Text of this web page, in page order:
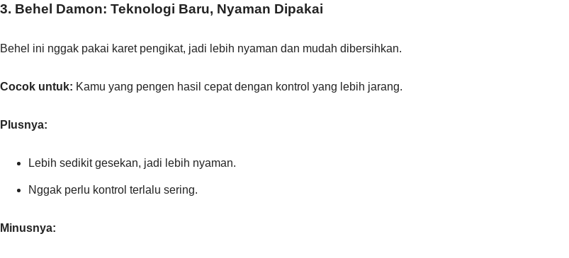
3. Behel Damon: Teknologi Baru, Nyaman Dipakai
Behel ini nggak pakai karet pengikat, jadi lebih nyaman dan mudah dibersihkan.
Cocok untuk: Kamu yang pengen hasil cepat dengan kontrol yang lebih jarang.
Plusnya:
Lebih sedikit gesekan, jadi lebih nyaman.
Nggak perlu kontrol terlalu sering.
Minusnya: